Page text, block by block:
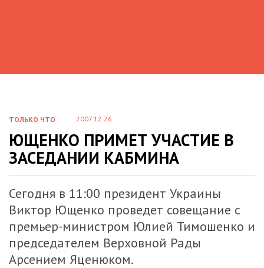
ТОЛЬКО ЧТО 2007.12.26
ЮЩЕНКО ПРИМЕТ УЧАСТИЕ В
ЗАСЕДАНИИ КАБМИНА
Сегодня в 11:00 президент Украины
Виктор Ющенко проведет совещание с
премьер-министром Юлией Тимошенко и
председателем Верховной Рады
Арсением Яценюком.